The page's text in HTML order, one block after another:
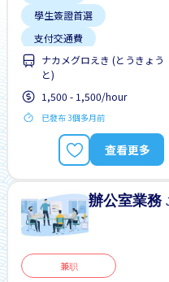
學生簽證首選
支付交通費
每週2-3天
無經驗要求
ナカメグロえき (とうきょう
と)
1,500 - 1,500/hour
已發布 3個多月前
查看更多
辦公室業務
兼职